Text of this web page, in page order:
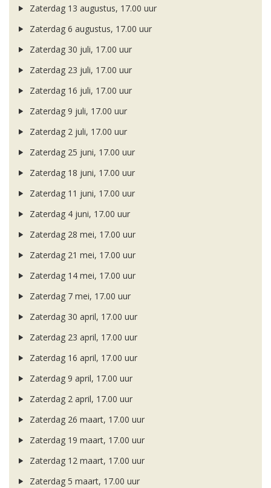
Zaterdag 13 augustus, 17.00 uur
Zaterdag 6 augustus, 17.00 uur
Zaterdag 30 juli, 17.00 uur
Zaterdag 23 juli, 17.00 uur
Zaterdag 16 juli, 17.00 uur
Zaterdag 9 juli, 17.00 uur
Zaterdag 2 juli, 17.00 uur
Zaterdag 25 juni, 17.00 uur
Zaterdag 18 juni, 17.00 uur
Zaterdag 11 juni, 17.00 uur
Zaterdag 4 juni, 17.00 uur
Zaterdag 28 mei, 17.00 uur
Zaterdag 21 mei, 17.00 uur
Zaterdag 14 mei, 17.00 uur
Zaterdag 7 mei, 17.00 uur
Zaterdag 30 april, 17.00 uur
Zaterdag 23 april, 17.00 uur
Zaterdag 16 april, 17.00 uur
Zaterdag 9 april, 17.00 uur
Zaterdag 2 april, 17.00 uur
Zaterdag 26 maart, 17.00 uur
Zaterdag 19 maart, 17.00 uur
Zaterdag 12 maart, 17.00 uur
Zaterdag 5 maart, 17.00 uur